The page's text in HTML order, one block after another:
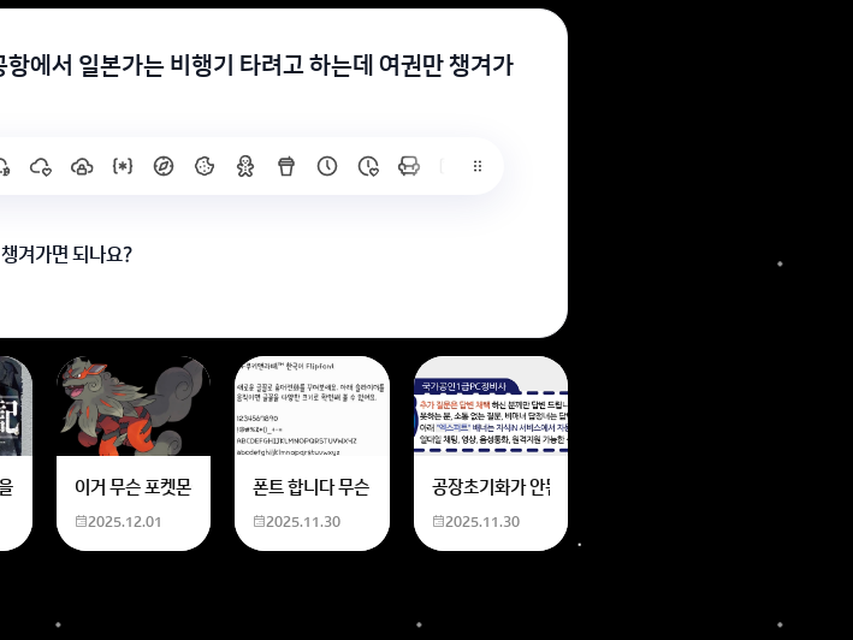
에서 일본가는 비행기 타려고 하는데 여권만 챙겨가
겨가면 되나요?
되는거 아닌가요??제가 알고 있는거랑
봐야할 지모르겠어요여자 양력 2007 04 06
찾습니다 - 비행 마법 저격 여자 기억하기로는 위의 내용에 있는 일본 만화 제목을 찾습니다. 만화의 내용은
이거 무슨 포켓몬이에요? 신기하네요
2025.12.01
폰트 합니다 무슨 폰트인지 알려주세요
2025.11.30
공장초기화가 안됩니다 제가 볼륨 아래버튼이랑 전원버튼
2025.11.30